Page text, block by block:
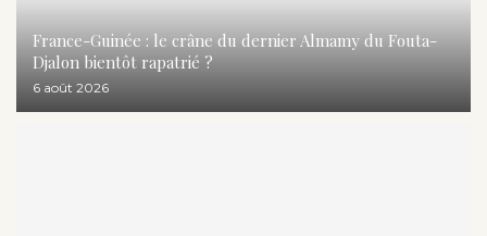
France-Guinée : le crâne du dernier Almamy du Fouta-
Djalon bientôt rapatrié ?
6 août 2026